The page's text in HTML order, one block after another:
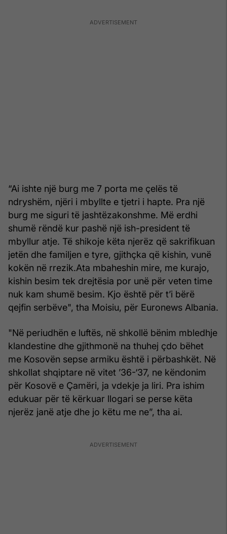
“Ai ishte një burg me 7 porta me çelës të
ndryshëm, njëri i mbyllte e tjetri i hapte. Pra një
burg me siguri të jashtëzakonshme. Më erdhi
shumë rëndë kur pashë një ish-president të
mbyllur atje. Të shikoje këta njerëz që sakrifikuan
jetën dhe familjen e tyre, gjithçka që kishin, vunë
kokën në rrezik.Ata mbaheshin mire, me kurajo,
kishin besim tek drejtësia por unë për veten time
nuk kam shumë besim. Kjo është për t’i bërë
qejfin serbëve", tha Moisiu, për Euronews Albania.
"Në periudhën e luftës, në shkollë bënim mbledhje
klandestine dhe gjithmonë na thuhej çdo bëhet
me Kosovën sepse armiku është i përbashkët. Në
shkollat shqiptare në vitet ’36-‘37, ne këndonim
për Kosovë e Çamëri, ja vdekje ja liri. Pra ishim
edukuar për të kërkuar llogari se perse këta
njerëz janë atje dhe jo këtu me ne”, tha ai.